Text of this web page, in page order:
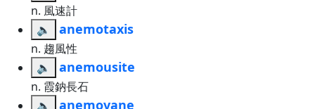
n. 風速計
🔈
anemotaxis
n. 趨風性
🔈
anemousite
n. 霞鈉長石
🔈
anemovane